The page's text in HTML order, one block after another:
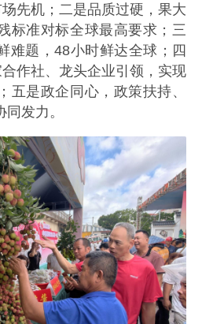
先机；二是品质过硬，果大
标准对标全球最高要求；三
难题，48小时鲜达全球；四
作社、龙头企业引领，实现
五是政企同心，政策扶持、
发力。